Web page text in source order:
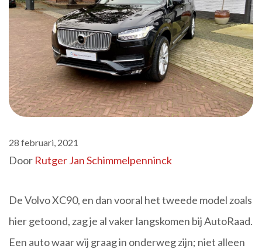
28 februari, 2021
Door Rutger Jan Schimmelpenninck
De Volvo XC90, en dan vooral het tweede model zoals
hier getoond, zag je al vaker langskomen bij AutoRaad.
Een auto waar wij graag in onderweg zijn; niet alleen